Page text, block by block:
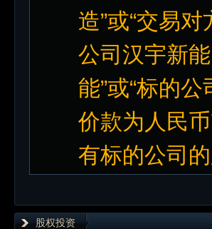
造”或“交易
公司汉宇新
能”或“标的
价款为人民
有标的公司
股权投资